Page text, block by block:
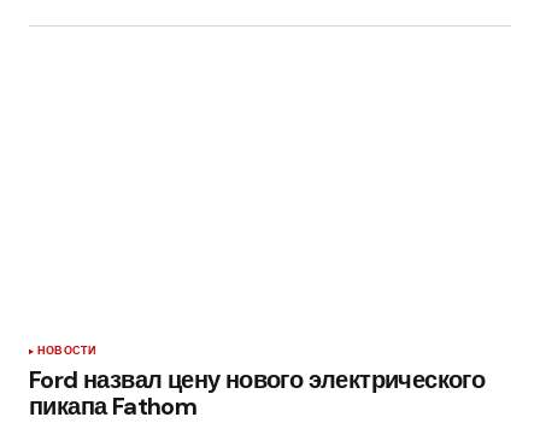
НОВОСТИ
Ford назвал цену нового электрического
пикапа Fathom